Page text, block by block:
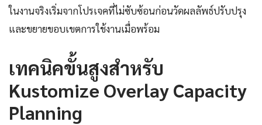
ในงานจริงเริ่มจากโปรเจคที่ไม่ซับซ้อนก่อนวัดผลลัพธ์ปรับปรุง
และขยายขอบเขตการใช้งานเมื่อพร้อม
เทคนิคขั้นสูงสำหรับ
Kustomize Overlay Capacity
Planning